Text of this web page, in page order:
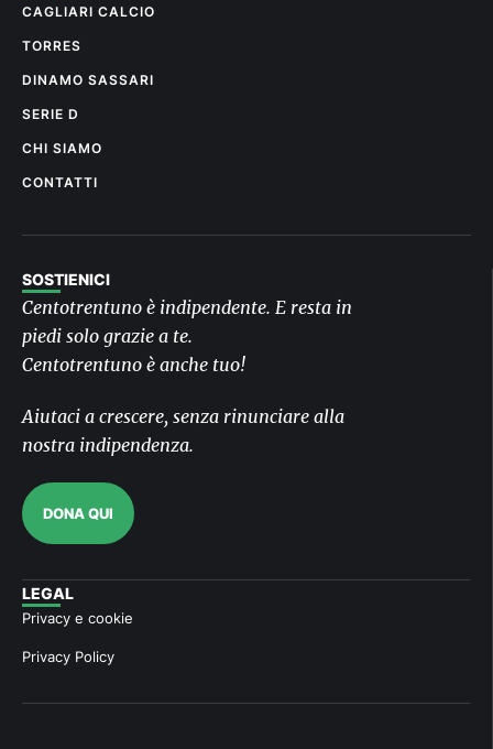
CAGLIARI CALCIO
TORRES
DINAMO SASSARI
SERIE D
CHI SIAMO
CONTATTI
SOSTIENICI
Centotrentuno è indipendente. E resta in
piedi solo grazie a te.
Centotrentuno è anche tuo!
Aiutaci a crescere, senza rinunciare alla
nostra indipendenza.
DONA QUI
LEGAL
Privacy e cookie
Privacy Policy